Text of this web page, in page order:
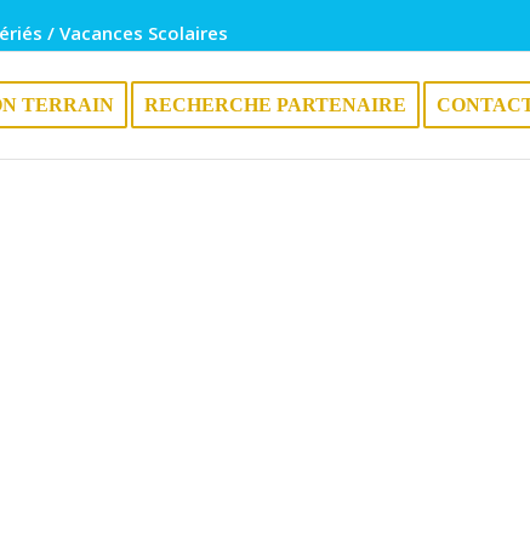
/ Vacances Scolaires
TERRAIN RECHERCHE PARTENAIRE